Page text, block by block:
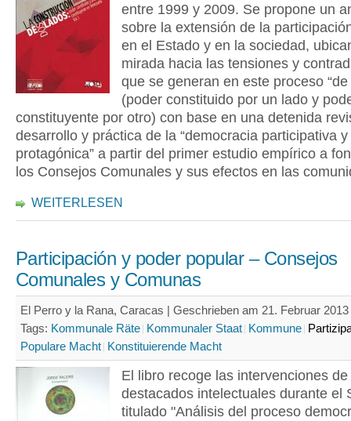
entre 1999 y 2009. Se propone un
sobre la extensión de la
en el Estado y en la sociedad,
mirada hacia las tensiones y
que se generan en este proceso “de
(poder constituido por un lado y
constituyente por otro) con base en una detenida
desarrollo y práctica de la “democracia participativa y
protagónica” a partir del primer estudio empírico a
los Consejos Comunales y sus efectos en las
WEITERLESEN
Participación y poder popular – Consejos
Comunales y Comunas
El Perro y la Rana, Caracas | Geschrieben am 21. Februar 2013
Tags: Kommunale Räte Kommunaler Staat Kommune
Populare Macht Konstituierende Macht
El libro recoge las intervenciones de
destacados intelectuales durante el
titulado "Análisis del proceso